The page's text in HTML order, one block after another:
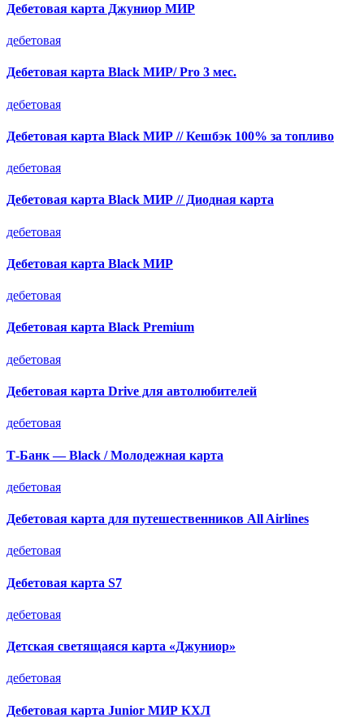
Дебетовая карта Джуниор МИР
дебетовая
Дебетовая карта Black МИР/ Pro 3 мес.
дебетовая
Дебетовая карта Black МИР // Кешбэк 100% за топливо
дебетовая
Дебетовая карта Black МИР // Диодная карта
дебетовая
Дебетовая карта Black МИР
дебетовая
Дебетовая карта Black Premium
дебетовая
Дебетовая карта Drive для автолюбителей
дебетовая
Т-Банк — Black / Молодежная карта
дебетовая
Дебетовая карта для путешественников All Airlines
дебетовая
Дебетовая карта S7
дебетовая
Детская светящаяся карта «Джуниор»
дебетовая
Дебетовая карта Junior МИР КХЛ